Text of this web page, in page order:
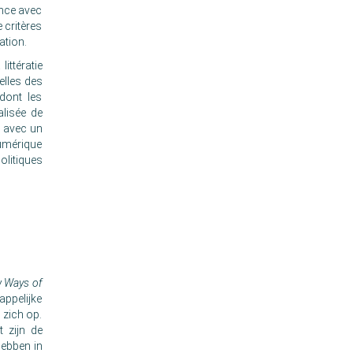
avec
critères
des
les
de
un
Ways of
op.
zijn de
in